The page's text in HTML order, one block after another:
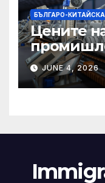
БЪЛГАРО-
Цените
JUNE 4, 2026